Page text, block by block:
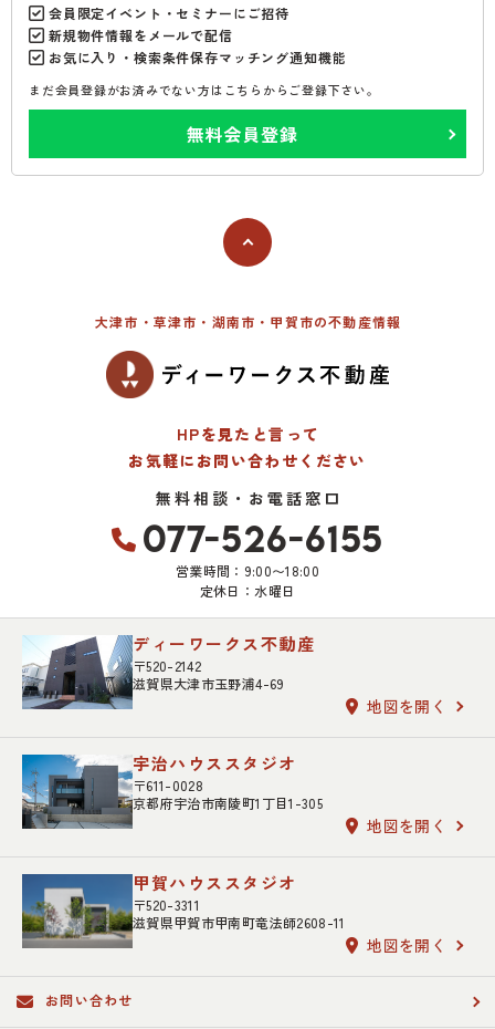
会員限定イベント・セミナーにご招待
新規物件情報をメールで配信
お気に入り・検索条件保存マッチング通知機能
まだ会員登録がお済みでない方はこちらからご登録下さい。
無料会員登録
大津市・草津市・湖南市・甲賀市の不動産情報
HPを見たと言って
お気軽にお問い合わせください
無料相談・お電話窓口
077-526-6155
営業時間：9:00〜18:00
定休日：水曜日
ディーワークス不動産
〒520-2142
滋賀県大津市玉野浦4-69
地図を開く
宇治ハウススタジオ
〒611-0028
京都府宇治市南陵町1丁目1-305
地図を開く
甲賀ハウススタジオ
〒520-3311
滋賀県甲賀市甲南町竜法師2608-11
地図を開く
お問い合わせ